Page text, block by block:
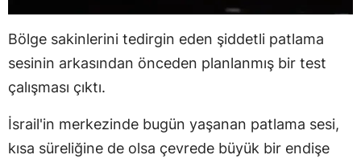
Bölge sakinlerini tedirgin eden şiddetli patlama
sesinin arkasından önceden planlanmış bir test
çalışması çıktı.
İsrail'in merkezinde bugün yaşanan patlama sesi,
kısa süreliğine de olsa çevrede büyük bir endişe